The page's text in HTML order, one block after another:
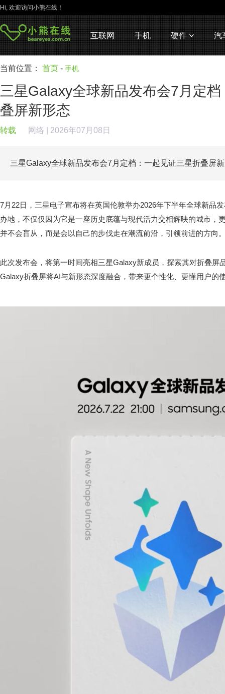
Hi, 欢迎访问小熊在线！
互联网 手机 硬件 汽
当前位置： 首页 - 手机
三星Galaxy全球新品发布会7月定
叠屏新形态
转载 网络 | 2026年07月08日
三星Galaxy全球新品发布会7月定档：一起见证三星折叠屏
7月22日，三星电子宣布将在英国伦敦举办2026年下半年全球新品
办地，不仅仅因为它是一座历史底蕴与现代活力交相辉映的城市，
并不会盲从，而是会以自己的步伐走在潮流前沿，引领前进的方向
此次发布会，将第一时间亮相三星Galaxy新成员，探索其对折叠屏
Galaxy折叠屏将AI与新形态深度融合，带来更个性化、更懂用户的